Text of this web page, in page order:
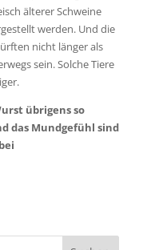
älterer Schweine
werden. Und die
nicht länger als
sein. Solche Tiere
übrigens so
das Mundgefühl sind